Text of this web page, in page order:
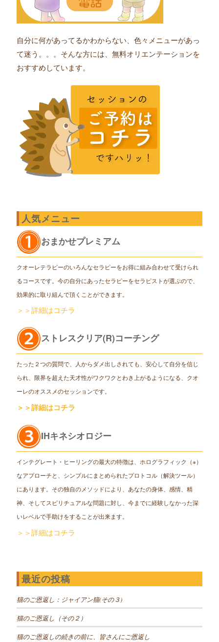
自分に何があってるかわからない、色々メニューがあっ
て迷う。。。そんな方には、無料オリエンテーションを
おすすめしています。
人気メニュー
おまかせプレミアム
クオーレテラピーのいろんなセラピーをお得に組み合わせて受けられ
るコースです。今の自分にあったセラピーをセラピストが選ぶので、
効果的に取り組んで頂くことができます。
＞＞詳細はコチラ
ストレスクリア(R)コーチング
たった２つの質問で、人からダメ出しされても、安心して自分を信じ
られ、限界を超えた天才性がワクワクとわき上がるようになる、クオ
ーレのオススメのセッションです。
＞＞詳細はコチラ
IHキネシオロジー
インテグレート・ヒーリングの最大の特徴は、ホログラフィック（※）
なアプローチと、シンプルにまとめられたプロトコル（解決ツール）
にあります。その独自のメソッドにより、あなたの身体、感情、精
神、そしてスピリチュアルな問題に対し、今までに経験しなかった深
いレベルで手助けをすることが出来ます。
＞＞詳細はコチラ
最近の投稿
猫のご恩返し：ジャイアン猫(その３)
猫のご恩返し（その２）
猫のご恩返しの続きの前に、皆さんにご恩返し